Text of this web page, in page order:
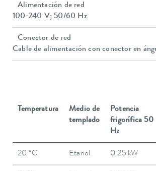
Alimentación de red
100-240 V; 50/60 Hz
Conector de red
Cable de alimentación con conector en
Temperatura
Medio de
templado
Potencia
frigorífica 50
Hz
20 °C Etanol 0.25 kW